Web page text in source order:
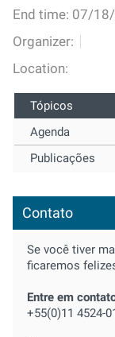
End time: 07/
Organizer:
Location:
Tópicos
Agenda
Publicações
Contato
Se você tiver
ficaremos
Entre em
+55(0)11 4524-